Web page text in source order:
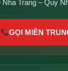
Trang – Quy
GỌI MIỀN